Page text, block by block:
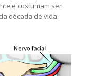
e costumam ser
década de vida.